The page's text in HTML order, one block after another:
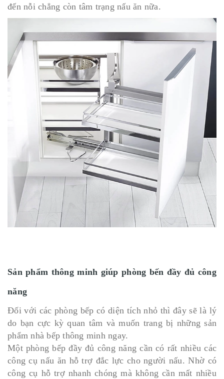
đến nỗi chẳng còn tâm trạng nấu ăn nữa.
Sản phẩm thông minh giúp phòng bến đầy đủ công
năng
Đối với các phòng bếp có diện tích nhỏ thì đây sẽ là lý
do bạn cực kỳ quan tâm và muốn trang bị những sản
phẩm nhà bếp thông minh ngay.
Một phòng bếp đầy đủ công năng cần có rất nhiều các
công cụ nấu ăn hỗ trợ đắc lực cho người nấu. Nhờ có
công cụ hỗ trợ nhanh chóng mà không cần mất nhiều